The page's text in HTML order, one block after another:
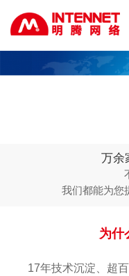
万余
我们都能为您
为什
17年技术沉淀、超